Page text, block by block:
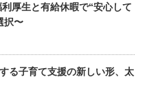
厚生と有給休暇で“安心して
択〜
る子育て支援の新しい形、太